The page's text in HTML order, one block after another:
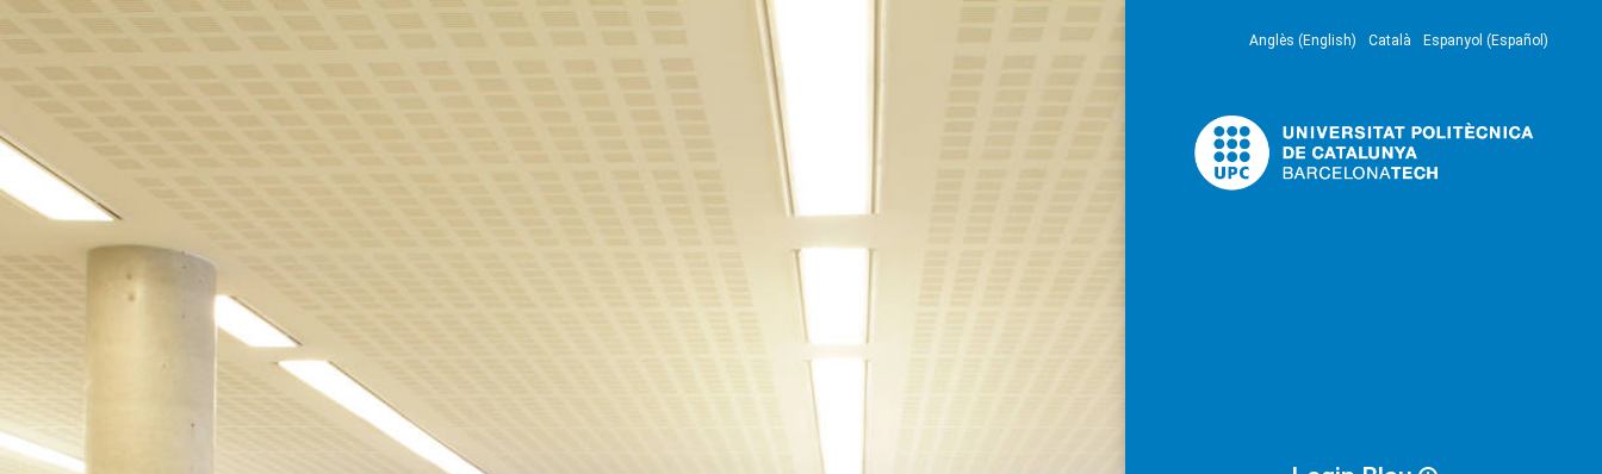
Anglès (English) Català Espanyol (Español)